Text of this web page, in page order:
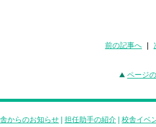
前の記事へ
ページ
からのお知らせ 担任助手の紹介
校舎イベ